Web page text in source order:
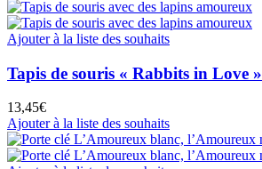
Ajouter à la liste des souhaits
Tapis de souris « Rabbits in Love »
13,45€
Ajouter à la liste des souhaits